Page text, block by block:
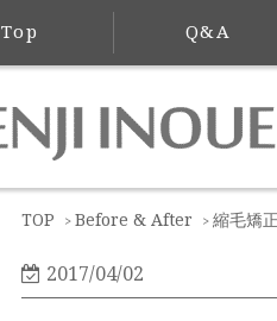
Top Q&A
TOP > Before & After > 縮毛矯正
2017/04/02